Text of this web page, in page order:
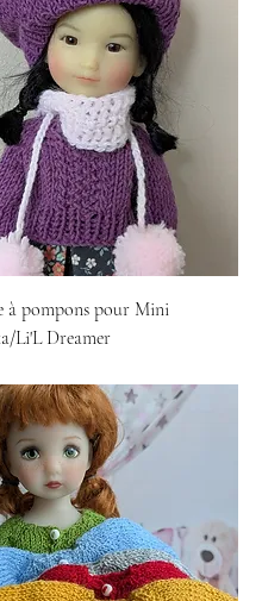
à pompons pour Mini
Li'L Dreamer